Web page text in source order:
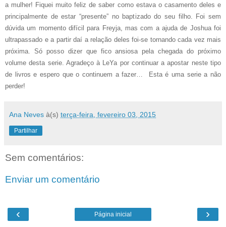
a mulher! Fiquei muito feliz de saber como estava o casamento deles e
principalmente de estar “presente” no baptizado do seu filho. Foi sem
dúvida um momento difícil para Freyja, mas com a ajuda de Joshua foi
ultrapassado e a partir daí a relação deles foi-se tornando cada vez mais
próxima. Só posso dizer que fico ansiosa pela chegada do próximo
volume desta serie. Agradeço à LeYa por continuar a apostar neste tipo
de livros e espero que o continuem a fazer… Esta é uma serie a não
perder!
Ana Neves à(s) terça-feira, fevereiro 03, 2015
Partilhar
Sem comentários:
Enviar um comentário
‹ ›
Página inicial